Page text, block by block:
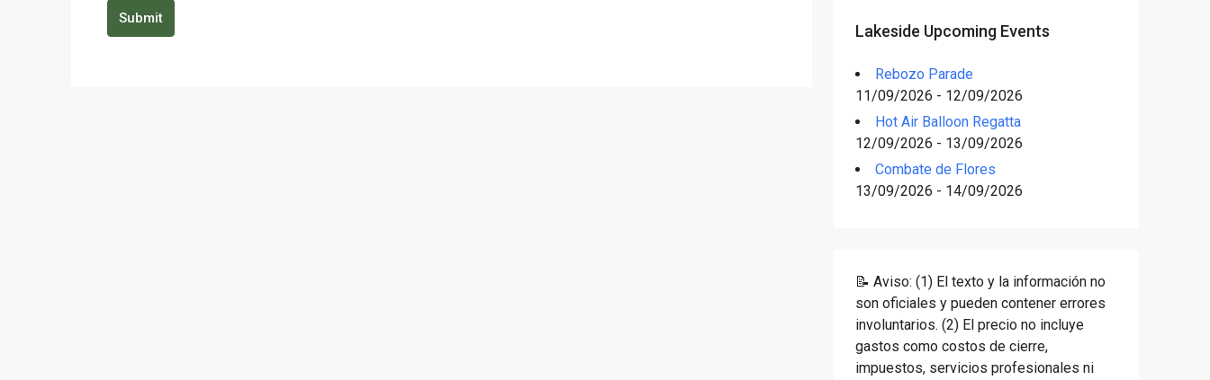
Submit
Lakeside Upcoming Events
Rebozo Parade
11/09/2026 - 12/09/2026
Hot Air Balloon Regatta
12/09/2026 - 13/09/2026
Combate de Flores
13/09/2026 - 14/09/2026
📝 Aviso: (1) El texto y la información no
son oficiales y pueden contener errores
involuntarios. (2) El precio no incluye
gastos como costos de cierre,
impuestos, servicios profesionales ni